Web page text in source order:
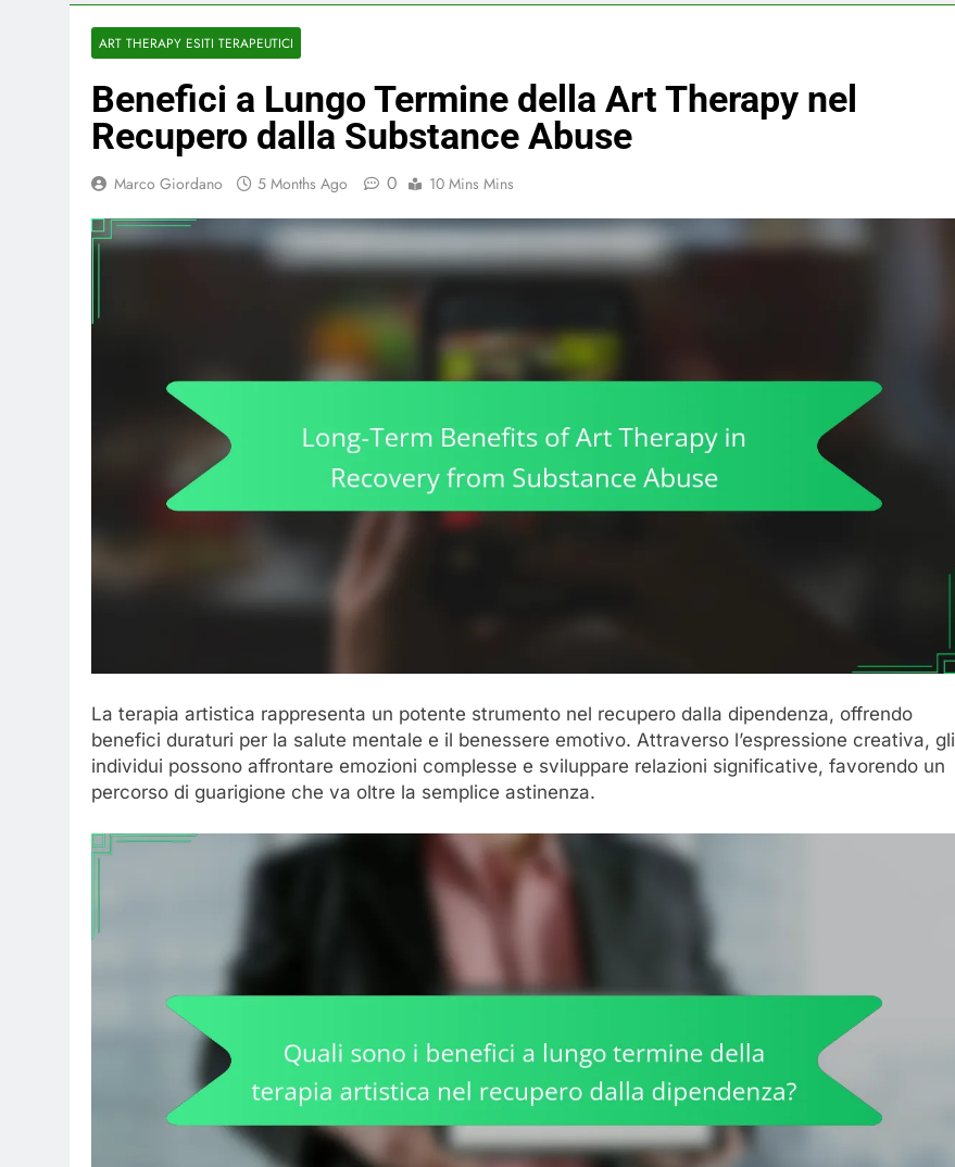
ART THERAPY ESITI TERAPEUTICI
Benefici a Lungo Termine della Art Therapy nel
Recupero dalla Substance Abuse
Marco Giordano 5 Months Ago 0 10 Mins Mins
La terapia artistica rappresenta un potente strumento nel recupero dalla dipendenza, offrendo
benefici duraturi per la salute mentale e il benessere emotivo. Attraverso l’espressione creativa, gli
individui possono affrontare emozioni complesse e sviluppare relazioni significative, favorendo un
percorso di guarigione che va oltre la semplice astinenza.